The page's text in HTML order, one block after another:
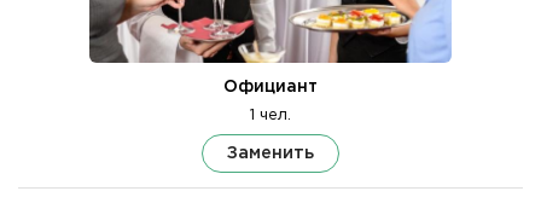
Официант
1 чел.
Заменить